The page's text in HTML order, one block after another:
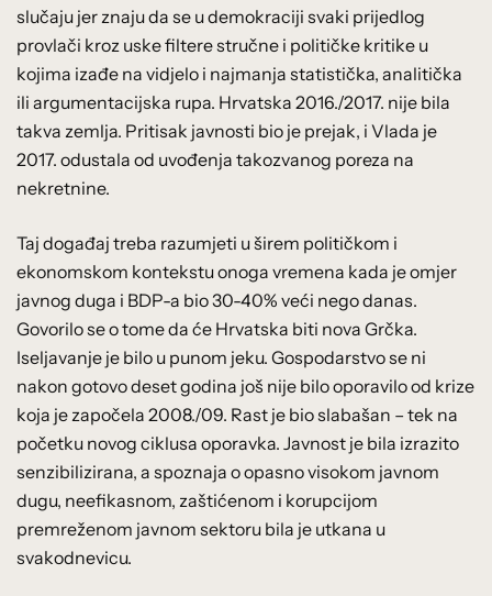
slučaju jer znaju da se u demokraciji svaki prijedlog
provlači kroz uske filtere stručne i političke kritike u
kojima izađe na vidjelo i najmanja statistička, analitička
ili argumentacijska rupa. Hrvatska 2016./2017. nije bila
takva zemlja. Pritisak javnosti bio je prejak, i Vlada je
2017. odustala od uvođenja takozvanog poreza na
nekretnine.
Taj događaj treba razumjeti u širem političkom i
ekonomskom kontekstu onoga vremena kada je omjer
javnog duga i BDP-a bio 30-40% veći nego danas.
Govorilo se o tome da će Hrvatska biti nova Grčka.
Iseljavanje je bilo u punom jeku. Gospodarstvo se ni
nakon gotovo deset godina još nije bilo oporavilo od krize
koja je započela 2008./09. Rast je bio slabašan – tek na
početku novog ciklusa oporavka. Javnost je bila izrazito
senzibilizirana, a spoznaja o opasno visokom javnom
dugu, neefikasnom, zaštićenom i korupcijom
premreženom javnom sektoru bila je utkana u
svakodnevicu.